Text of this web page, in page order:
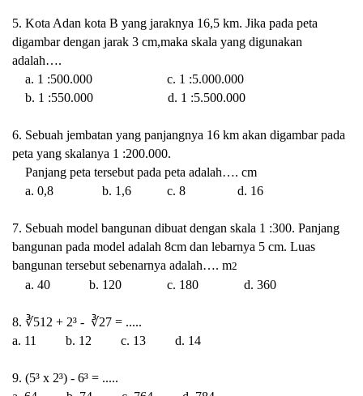
5. Kota Adan kota B yang jaraknya 16,5 km. Jika pada peta
digambar dengan jarak 3 cm,maka skala yang digunakan
adalah….
a. 1 :500.000
c. 1 :5.000.000
b. 1 :550.000
d. 1 :5.500.000
6. Sebuah jembatan yang panjangnya 16 km akan digambar pada
peta yang skalanya 1 :200.000.
Panjang peta tersebut pada peta adalah…. cm
a. 0,8
b. 1,6 c. 8 d. 16
7. Sebuah model bangunan dibuat dengan skala 1 :300. Panjang
bangunan pada model adalah 8cm dan lebarnya 5 cm. Luas
bangunan tersebut sebenarnya adalah…. m2
a. 40 b. 120 c. 180 d. 360
8. ∛512 + 2³ - ∛27 = .....
a. 11
b. 12 c. 13 d. 14
9. (5³ x 2³) - 6³ = .....